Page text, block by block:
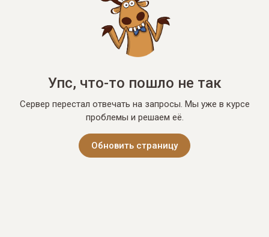
Упс, что-то пошло не так
Сервер перестал отвечать на запросы. Мы уже в курсе
проблемы и решаем её.
Обновить страницу